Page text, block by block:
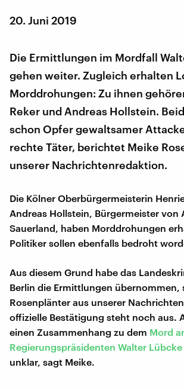
20. Juni 2019
Die Ermittlungen im Mordfall
gehen weiter. Zugleich erhalten
Morddrohungen: Zu ihnen
Reker und Andreas Hollstein.
schon Opfer gewaltsamer
rechte Täter, berichtet Meike
unserer Nachrichtenredaktion.
Die Kölner Oberbürgermeisterin
Andreas Hollstein, Bürgermeister von
Sauerland, haben Morddrohungen
Politiker sollen ebenfalls bedroht
Aus diesem Grund habe das
Berlin die Ermittlungen übernommen,
Rosenplänter aus unserer
offizielle Bestätigung steht noch aus.
einen Zusammenhang zu dem Mord
Regierungspräsidenten Walter Lübcke
unklar, sagt Meike.